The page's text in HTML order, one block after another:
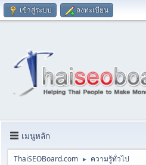
เข้าสู่ระบบ ลงทะเบียน
เมนูหลัก
ThaiSEOBoard.com ► ความรู้ทั่วไป